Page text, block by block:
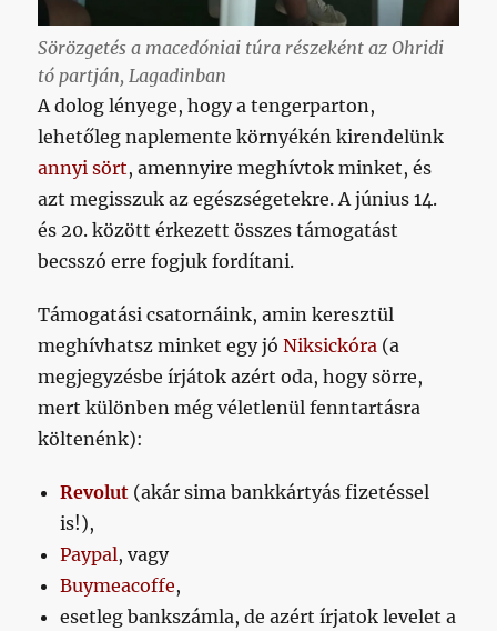
Sörözgetés a macedóniai túra részeként az Ohridi
tó partján, Lagadinban
A dolog lényege, hogy a tengerparton,
lehetőleg naplemente környékén kirendelünk
annyi sört, amennyire meghívtok minket, és
azt megisszuk az egészségetekre. A június 14.
és 20. között érkezett összes támogatást
becsszó erre fogjuk fordítani.
Támogatási csatornáink, amin keresztül
meghívhatsz minket egy jóNiksickóra (a
megjegyzésbe írjátok azért oda, hogy sörre,
mert különben még véletlenül fenntartásra
költenénk):
Revolut (akár sima bankkártyás fizetéssel
is!),
Paypal, vagy
Buymeacoffe,
esetleg bankszámla, de azért írjatok levelet a